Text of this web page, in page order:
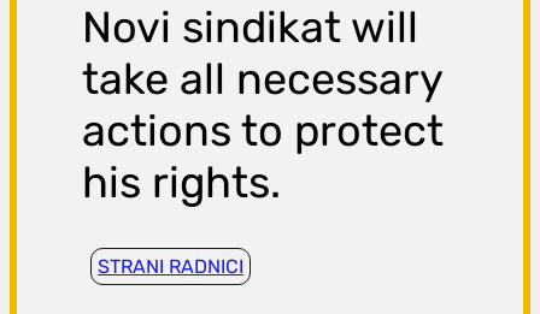
Novi sindikat will
take all necessary
actions to protect
his rights.
STRANI RADNICI